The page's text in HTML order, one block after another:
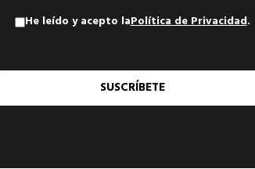
He leído y acepto laPolítica de Privacidad.
SUSCRÍBETE